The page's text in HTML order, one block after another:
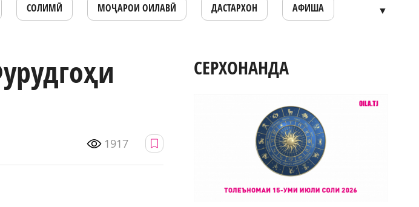
СОЛИМӢ МОҶАРОИ ОИЛАВӢ ДАСТАРХОН АФИША ▼
1917
СЕРХОНАНДА